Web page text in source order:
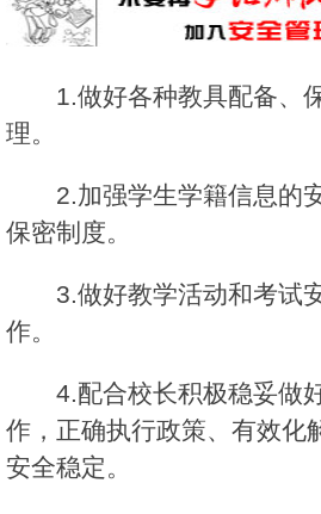
1.做好各种教具配备、
理。
2.加强学生学籍信息的
保密制度。
3.做好教学活动和考试
作。
4.配合校长积极稳妥做
作，正确执行政策、有效化
安全稳定。